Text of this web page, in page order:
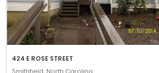
424 E ROSE STREET
Smithfield, North Carolina